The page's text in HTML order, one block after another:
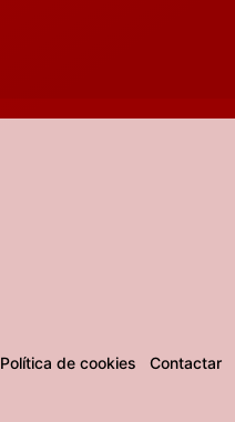
Política de cookies Contactar